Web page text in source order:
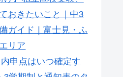
おきたいこと｜中3
ガイド｜富士見・ふ
リア
内申点はいつ確定す